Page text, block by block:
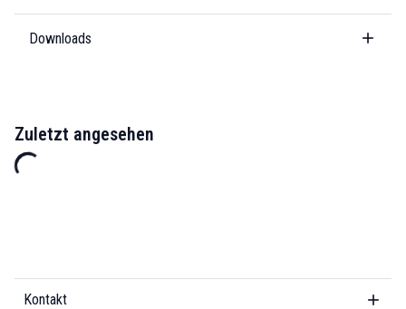
Downloads
Zuletzt angesehen
Kontakt